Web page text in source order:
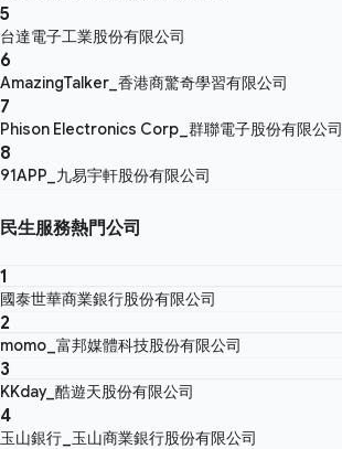
5
台達電子工業股份有限公司
6
AmazingTalker_香港商驚奇學習有限公司
7
Phison Electronics Corp_群聯電子股份有限公司
8
91APP_九易宇軒股份有限公司
民生服務熱門公司
1
國泰世華商業銀行股份有限公司
2
momo_富邦媒體科技股份有限公司
3
KKday_酷遊天股份有限公司
4
玉山銀行_玉山商業銀行股份有限公司